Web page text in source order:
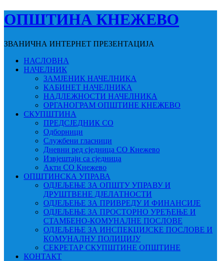
ОПШТИНА КНЕЖЕВО
ЗВАНИЧНА ИНТЕРНЕТ ПРЕЗЕНТАЦИЈА
НАСЛОВНА
НАЧЕЛНИК
ЗАМЈЕНИК НАЧЕЛНИКА
КАБИНЕТ НАЧЕЛНИКА
НАДЛЕЖНОСТИ НАЧЕЛНИКА
ОРГАНОГРАМ ОПШТИНЕ КНЕЖЕВО
СКУПШТИНА
ПРЕДСЈЕДНИК СО
Одборници
Службени гласници
Дневни ред сједница СО Кнежево
Извјештаји са сједница
Акти СО Кнежево
ОПШТИНСКА УПРАВА
ОДЈЕЉЕЊЕ ЗА ОПШТУ УПРАВУ И
ДРУШТВЕНЕ ДЈЕЛАТНОСТИ
ОДЈЕЉЕЊЕ ЗА ПРИВРЕДУ И ФИНАНСИЈЕ
ОДЈЕЉЕЊЕ ЗА ПРОСТОРНО УРЕЂЕЊЕ И
СТАМБЕНО-КОМУНАЛНЕ ПОСЛОВЕ
ОДЈЕЉЕЊЕ ЗА ИНСПЕКЦИЈСКЕ ПОСЛОВЕ И
КОМУНАЛНУ ПОЛИЦИЈУ
СЕКРЕТАР СКУПШТИНЕ ОПШТИНЕ
КОНТАКТ